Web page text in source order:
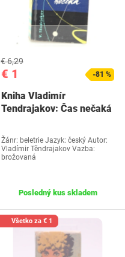
€ 1
€ 6,29
-81 %
Kniha Vladimír
Tendrajakov: Čas nečaká
Žánr: beletrie Jazyk: český Autor:
Vladímir Těndrajakov Vazba:
brožovaná
Posledný kus skladem
Všetko za € 1